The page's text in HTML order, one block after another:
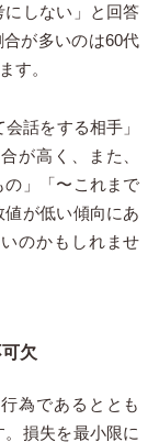
しない」と回答
が多いのは60代
す。
話をする相手」
が高く、また、
の」「〜これまで
が低い傾向にあ
のかもしれませ
欠
為であるととも
損失を最小限に